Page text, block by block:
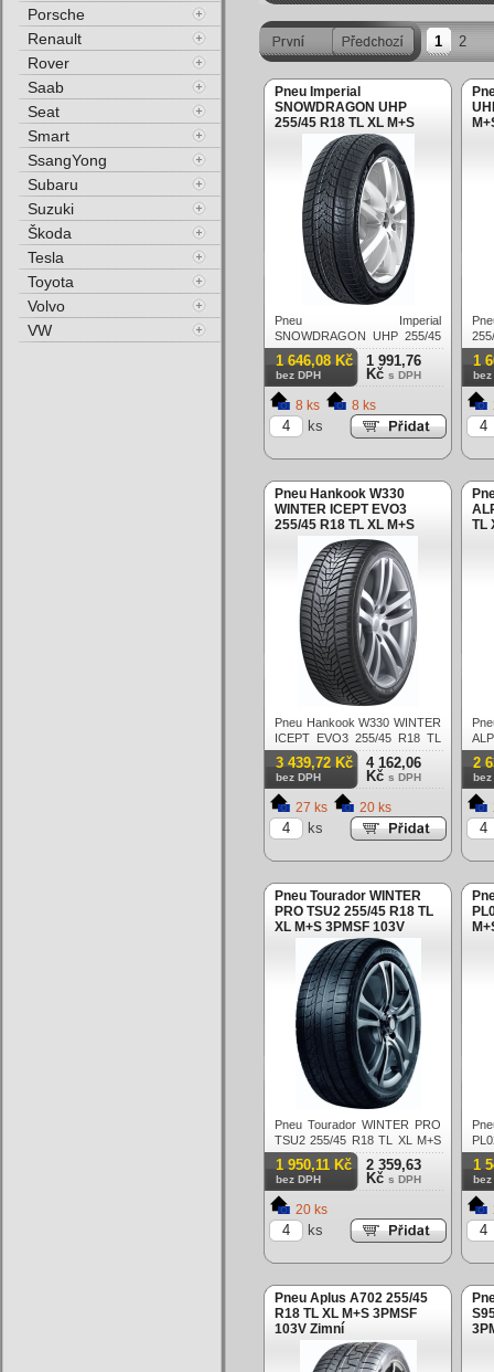
1 2
Pneu Imperial
SNOWDRAGON UHP
255/45 R18 TL XL M+S
3PMSF 103V Zimní
Pneu Imperial
SNOWDRAGON UHP 255/45
R18 TL XL M+S 3PMSF 103V
Zimní
1 646,08 Kč
bez DPH
1 991,76
Kč s DPH
8 ks 8 ks
ks
1
bez
Pneu Hankook W330
WINTER ICEPT EVO3
255/45 R18 TL XL M+S
3PMSF FR 103V Zimní
Pneu Hankook W330 WINTER
ICEPT EVO3 255/45 R18 TL
XL M+S 3PMSF FR 103V
Zimní
3 439,72 Kč
bez DPH
4 162,06
Kč s DPH
27 ks 20 ks
ks
TL
XL
2
bez
Pneu Tourador WINTER
PRO TSU2 255/45 R18 TL
XL M+S 3PMSF 103V
Pneu Tourador WINTER PRO
TSU2 255/45 R18 TL XL M+S
3PMSF 103V Zimní
1 950,11 Kč
bez DPH
2 359,63
Kč s DPH
20 ks
ks
1
bez
Pneu Aplus A702 255/45
R18 TL XL M+S 3PMSF
103V Zimní
Porsche
Renault
Rover
Saab
Seat
Smart
SsangYong
Subaru
Suzuki
Škoda
Tesla
Toyota
Volvo
VW